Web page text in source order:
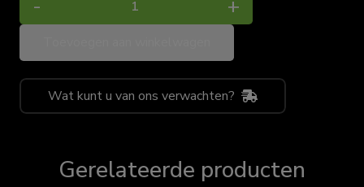
zuil
plant
aantal
- +
Wat kunt u van ons verwachten?
Gerelateerde producten